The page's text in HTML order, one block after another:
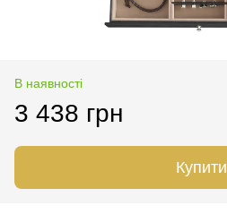
В наявності
3 438 грн
Купити